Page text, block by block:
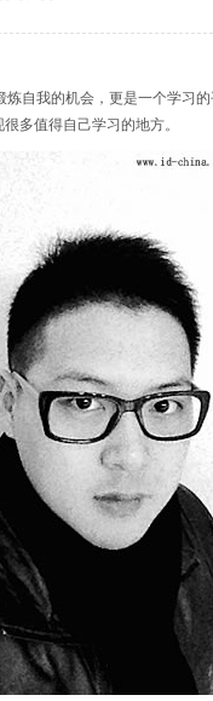
炼自我的机会，更是一个学习
多值得自己学习的地方。